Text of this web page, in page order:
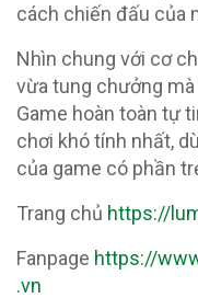
cách chiến đấu của
Nhìn chung với cơ
vừa tung chưởng mà
Game hoàn toàn tự
chơi khó tính nhất,
của game có phần
Trang chủ https://
Fanpage https://
.vn